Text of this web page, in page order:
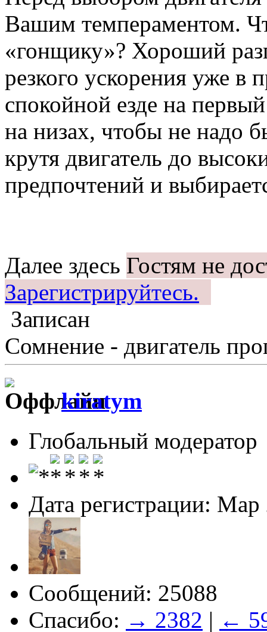
Вашим темпераментом.
«гонщику»? Хороший
резкого ускорения уже в
спокойной езде на
на низах, чтобы не надо
крутя двигатель до
предпочтений и
Далее здесь Гостям не
Зарегистрируйтесь.
Записан
Сомнение - двигатель
kiratym
Глобальный модератор
Дата регистрации: Мар
Сообщений: 25088
Спасибо: → 2382 | ←